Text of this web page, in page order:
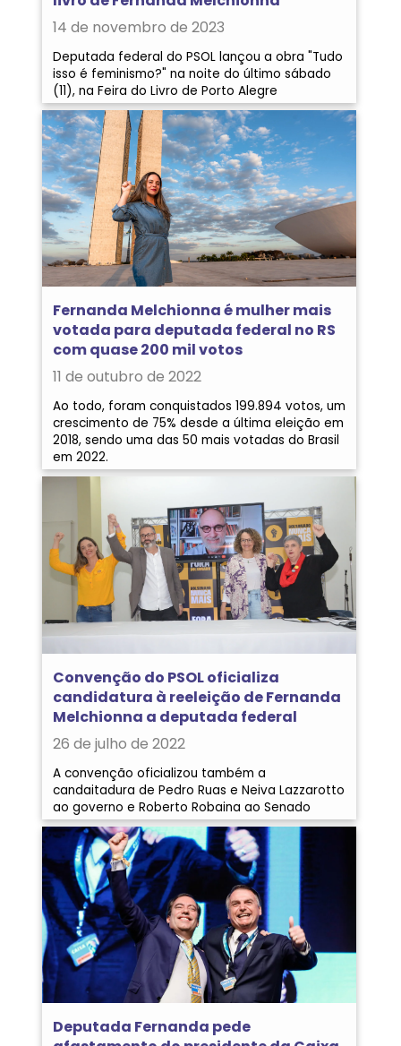
14 de novembro de 2023
Deputada federal do PSOL lançou a obra "Tudo
isso é feminismo?" na noite do último sábado
(11), na Feira do Livro de Porto Alegre
Fernanda Melchionna é mulher mais
votada para deputada federal no RS
com quase 200 mil votos
11 de outubro de 2022
Ao todo, foram conquistados 199.894 votos, um
crescimento de 75% desde a última eleição em
2018, sendo uma das 50 mais votadas do Brasil
em 2022.
Convenção do PSOL oficializa
candidatura à reeleição de Fernanda
Melchionna a deputada federal
26 de julho de 2022
A convenção oficializou também a
candaitadura de Pedro Ruas e Neiva Lazzarotto
ao governo e Roberto Robaina ao Senado
Deputada Fernanda pede